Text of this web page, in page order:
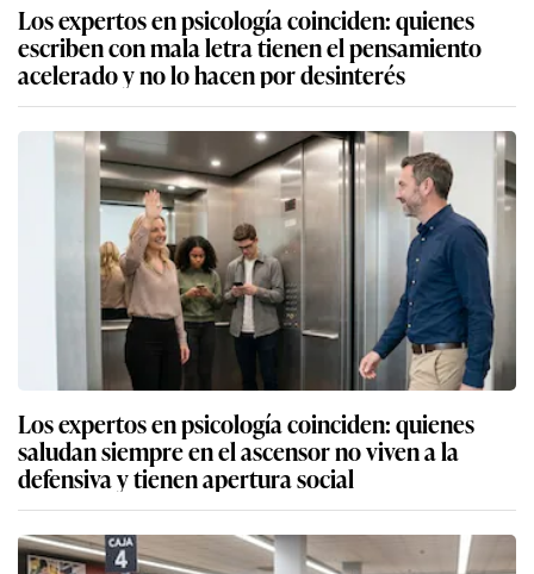
Los expertos en psicología coinciden: quienes
escriben con mala letra tienen el pensamiento
acelerado y no lo hacen por desinterés
Los expertos en psicología coinciden: quienes
saludan siempre en el ascensor no viven a la
defensiva y tienen apertura social